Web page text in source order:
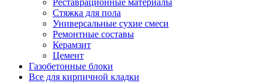
Реставрационные материалы
Стяжка для пола
Универсальные сухие смеси
Ремонтные составы
Керамзит
Цемент
Газобетонные блоки
Все для кирпичной кладки